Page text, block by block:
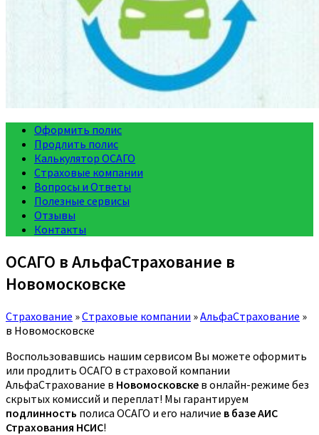
Оформить полис
Продлить полис
Калькулятор ОСАГО
Страховые компании
Вопросы и Ответы
Полезные сервисы
Отзывы
Контакты
ОСАГО в АльфаСтрахование в
Новомосковске
Страхование »Страховые компании »АльфаСтрахование »
в Новомосковске
Воспользовавшись нашим сервисом Вы можете оформить
или продлить ОСАГО в страховой компании
АльфаСтрахование в Новомосковске в онлайн-режиме без
скрытых комиссий и переплат! Мы гарантируем
подлинность полиса ОСАГО и его наличие в базе АИС
Страхования НСИС!